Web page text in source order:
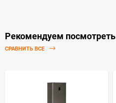
Рекомендуем посмотреть
СРАВНИТЬ ВСЕ